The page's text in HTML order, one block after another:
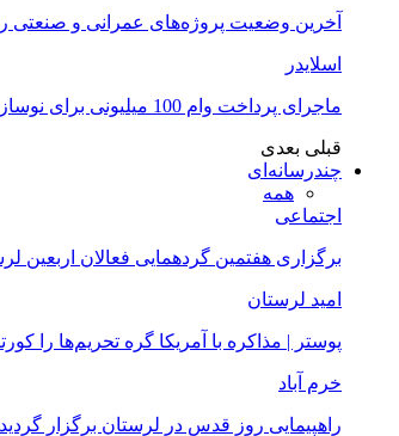
آخرین وضعیت پروژه‌های عمرانی و صنعتی
اسلایدر
ماجرای پرداخت وام 100 میلیونی برای نوسازی تجهیزات کشاورزان لرستانی چیست؟
قبلی بعدی
چندرسانه‌ای
همه
اجتماعی
برگزاری هفتمین گردهمایی فعالان اربعین
امید لرستان
پوستر | مذاکره با آمریکا گره تحریم‌ها را
خرم آباد
راهپیمایی روز قدس در لرستان برگزار گردید